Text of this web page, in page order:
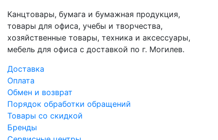
Канцтовары, бумага и бумажная продукция,
товары для офиса, учебы и творчества,
хозяйственные товары, техника и аксессуары,
мебель для офиса с доставкой по г. Могилев.
Доставка
Оплата
Обмен и возврат
Порядок обработки обращений
Товары со скидкой
Бренды